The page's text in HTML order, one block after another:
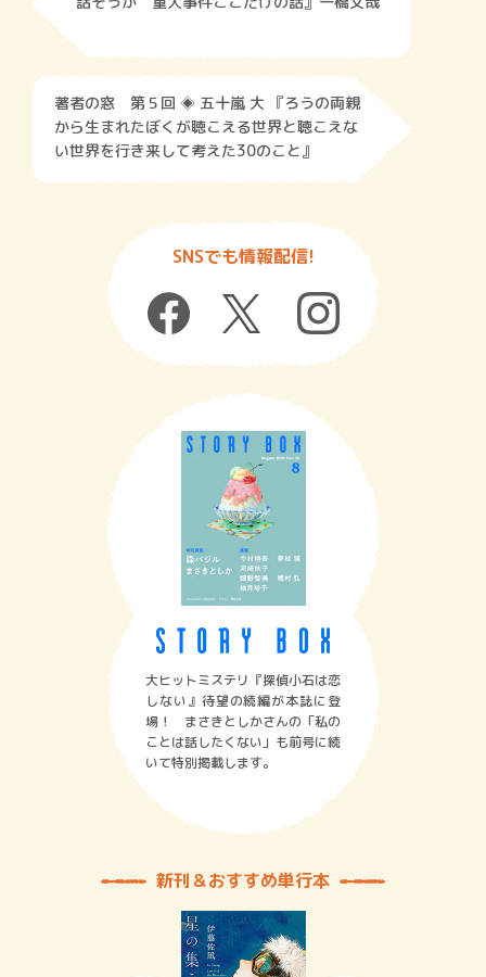
著者の窓 第５回 ◈ 五十嵐 大 『ろうの両親
から生まれたぼくが聴こえる世界と聴こえな
い世界を行き来して考えた30のこと』
SNSでも情報配信!
大ヒットミステリ『探偵小石は恋
しない』待望の続編が本誌に登
場！ まさきとしかさんの「私の
ことは話したくない」も前号に続
いて特別掲載します。
新刊＆おすすめ単行本